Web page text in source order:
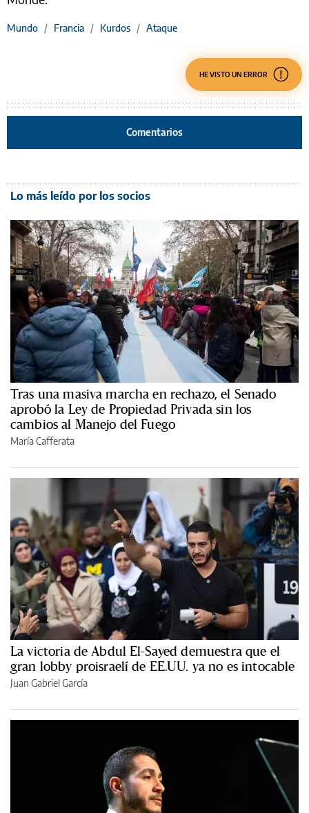
Mundo / Francia / Kurdos / Ataque
HE VISTO UN ERROR
Comentarios
Lo más leído por los socios
Tras una masiva marcha en rechazo, el Senado
aprobó la Ley de Propiedad Privada sin los
cambios al Manejo del Fuego
María Cafferata
La victoria de Abdul El-Sayed demuestra que el
gran lobby proisraelí de EE.UU. ya no es intocable
Juan Gabriel García